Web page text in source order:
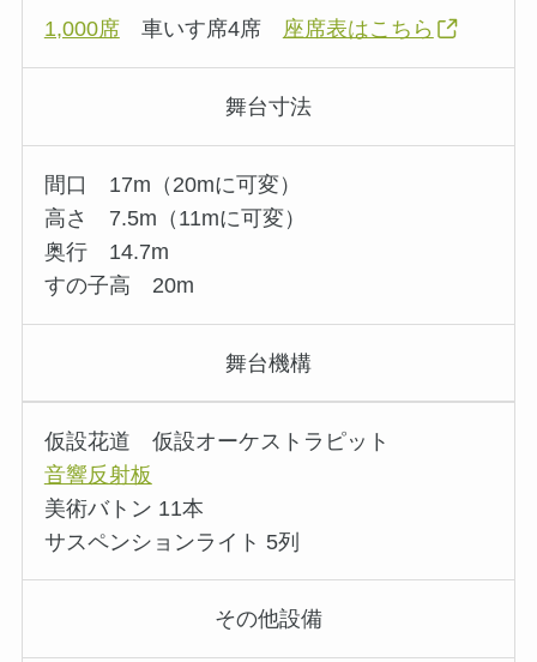
1,000席車いす席4席 座席表はこちら
舞台寸法
間口 17m（20mに可変）
高さ 7.5m（11mに可変）
奥行 14.7m
すの子高 20m
舞台機構
仮設花道 仮設オーケストラピット
音響反射板
美術バトン 11本
サスペンションライト 5列
その他設備